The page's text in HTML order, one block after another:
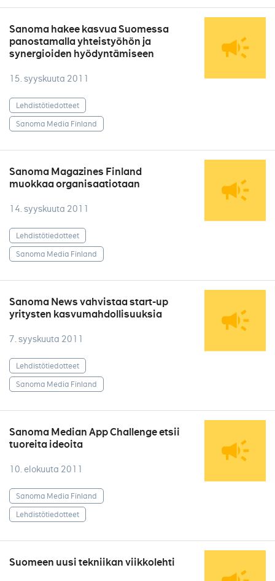
Sanoma hakee kasvua Suomessa
panostamalla yhteistyöhön ja
synergioiden hyödyntämiseen
15. syyskuuta 2011
Lehdistötiedotteet
Sanoma Media Finland
Sanoma Magazines Finland
muokkaa organisaatiotaan
14. syyskuuta 2011
Lehdistötiedotteet
Sanoma Media Finland
Sanoma News vahvistaa start-up
yritysten kasvumahdollisuuksia
7. syyskuuta 2011
Lehdistötiedotteet
Sanoma Media Finland
Sanoma Median App Challenge etsii
tuoreita ideoita
10. elokuuta 2011
Sanoma Media Finland
Lehdistötiedotteet
Suomeen uusi tekniikan viikkolehti